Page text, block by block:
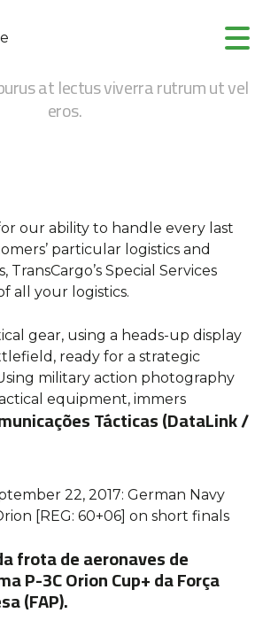
at lectus viverra rutrum ut vel
eros.
our ability to handle every last
particular logistics and
Special Services
all your logistics.
Tácticas (DataLink /
frota de aeronaves de
P-3C Orion Cup+ da Força
(FAP).